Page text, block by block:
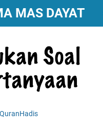
MAS DAYAT
QuranHadis